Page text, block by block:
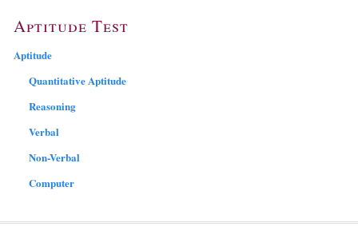
Aptitude Test
Aptitude
Quantitative Aptitude
Reasoning
Verbal
Non-Verbal
Computer